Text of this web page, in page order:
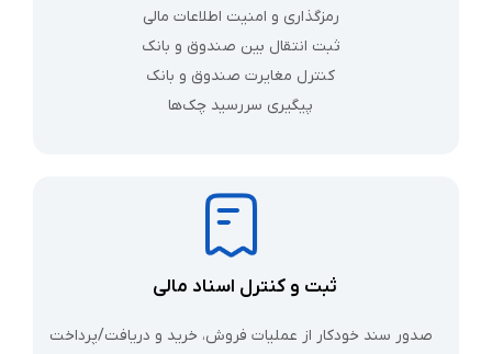
رمزگذاری و امنیت اطلاعات مالی
ثبت انتقال بین صندوق و بانک
کنترل مغایرت صندوق و بانک
پیگیری سررسید چک‌ها
ثبت و کنترل اسناد مالی
صدور سند خودکار از عملیات فروش، خرید و دریافت/پرداخت